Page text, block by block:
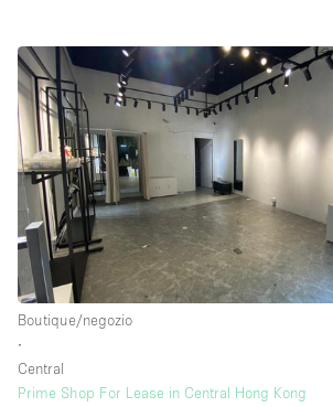
Boutique/negozio
∙
Central
Prime Shop For Lease in Central Hong Kong